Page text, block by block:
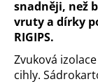
snadněji, než
vruty a dírky
RIGIPS.
Zvuková
cihly.